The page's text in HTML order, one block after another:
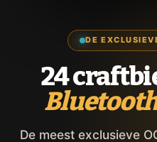
DE
24
De meest exclusieve